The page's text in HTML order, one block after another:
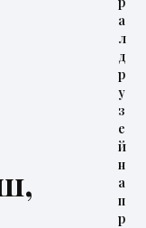
а
л
д
р
у
з
е
й
н
а
п
р